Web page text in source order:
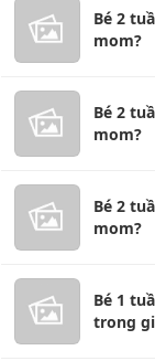
Bé 2
mom?
Bé 2
mom?
Bé 2
mom?
Bé 1
trong